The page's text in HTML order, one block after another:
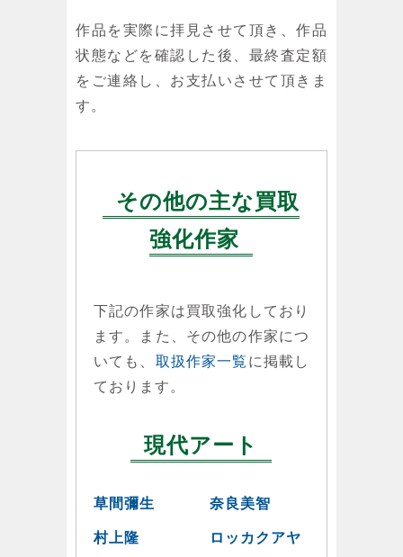
作品を実際に拝見させて頂き、作品
状態などを確認した後、最終査定額
をご連絡し、お支払いさせて頂きま
す。
その他の主な買取
強化作家
下記の作家は買取強化しており
ます。また、その他の作家につ
いても、 取扱作家一覧 に掲載し
ております。
現代アート
草間彌生 奈良美智
村上隆
ロッカクアヤ